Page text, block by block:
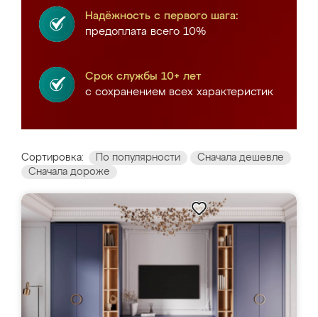
Надёжность с первого шага:
предоплата всего 10%
Срок службы 10+ лет
с сохранением всех характеристик
Сортировка: По популярности
Сначала дешевле
Сначала дороже